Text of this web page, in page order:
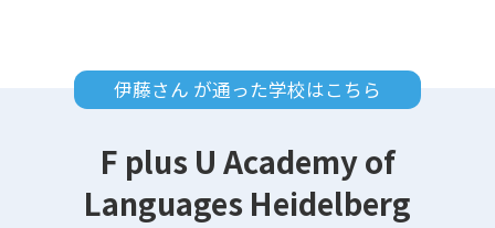
伊藤さん が通った学校はこちら
F plus U Academy of
Languages Heidelberg